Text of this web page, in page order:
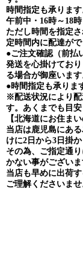
時間指定も承りま
午前中・16時～18
ただし時間を指定
定時間内に配達が
●ご注文確認（前払
発送を心掛けてお
る場合が御座いま
●時間指定も承りま
※配送状況により
す。あくまでも目
【北海道にお住ま
当店は鹿児島にあ
けに2日から3日掛
その為、ご指定通
かない事がござい
当店も早めに出荷
ご理解くださいま